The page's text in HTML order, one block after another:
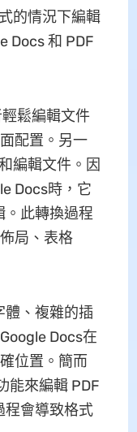
的情況下編輯
Docs 和 PDF
鬆編輯文件
配置。另一
編輯文件。因
Docs時，它
。此轉換過程
局、表格
體、複雜的插
Docs在
位置。簡而
能來編輯 PDF
程會導致格式